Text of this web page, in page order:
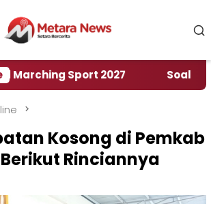
Sport 2027 ‎Soal Rencana
Kosong di Pemkab
Rinciannya